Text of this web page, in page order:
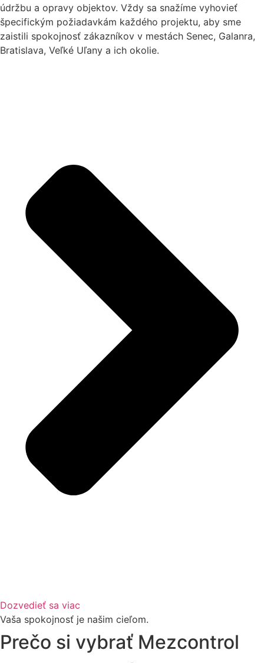
údržbu a opravy objektov. Vždy sa snažíme vyhovieť
špecifickým požiadavkám každého projektu, aby sme
zaistili spokojnosť zákazníkov v mestách Senec, Galanra,
Bratislava, Veľké Uľany a ich okolie.
Dozvedieť sa viac
Vaša spokojnosť je našim cieľom.
Prečo si vybrať Mezcontrol